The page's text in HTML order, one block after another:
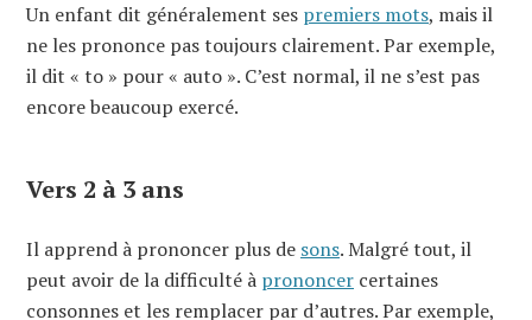
Un enfant dit généralement ses premiers mots, mais il
ne les prononce pas toujours clairement. Par exemple,
il dit « to » pour « auto ». C’est normal, il ne s’est pas
encore beaucoup exercé.
Vers 2 à 3 ans
Il apprend à prononcer plus de sons. Malgré tout, il
peut avoir de la difficulté à prononcer certaines
consonnes et les remplacer par d’autres. Par exemple,